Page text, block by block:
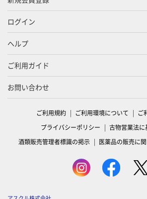
ログイン
ヘルプ
ご利用ガイド
お問い合わせ
ご利用規約 ご利用環境について
ご
プライバシーポリシー
古物営業法に
酒類販売管理者標識の掲示
医薬品の販売に